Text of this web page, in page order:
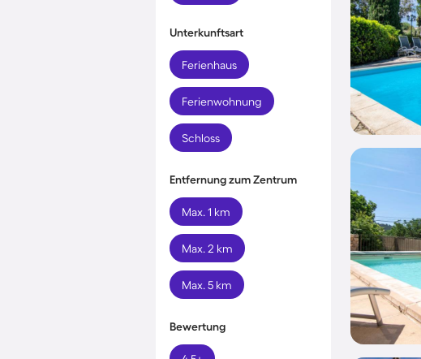
Unterkunftsart
Ferienhaus
Ferienwohnung
Schloss
Entfernung zum Zentrum
Max. 1 km
Max. 2 km
Max. 5 km
Bewertung